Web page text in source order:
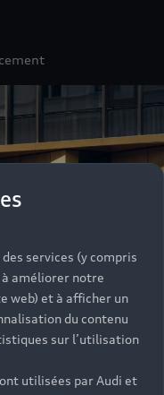
services (y compris
améliorer notre
web) et à afficher un
du contenu
sur l’utilisation
utilisées par Audi et